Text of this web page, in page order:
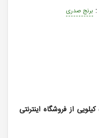
: برنج صدری
خرید برنج صدری در بسته بندی 5 کیلویی از فروشگاه اینترنتی